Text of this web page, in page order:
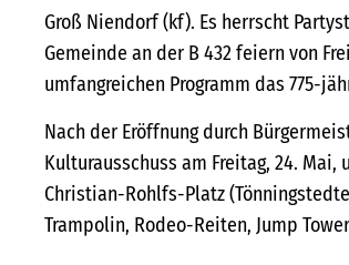
Groß Niendorf (kf). Es herrscht
Gemeinde an der B 432 feiern von
umfangreichen Programm das 775-
Nach der Eröffnung durch
Kulturausschuss am Freitag, 24.
Christian-Rohlfs-Platz
Trampolin, Rodeo-Reiten, Jump